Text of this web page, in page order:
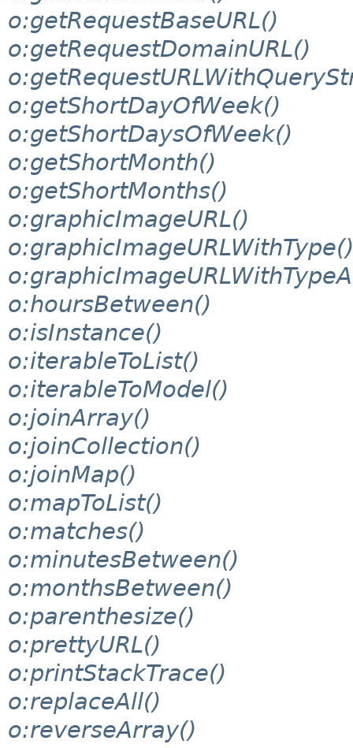
o:getRequestBaseURL()
o:getRequestDomainURL()
o:getShortDayOfWeek()
o:getShortDaysOfWeek()
o:getShortMonth()
o:getShortMonths()
o:graphicImageURL()
o:graphicImageURLWithType()
o:hoursBetween()
o:isInstance()
o:iterableToList()
o:iterableToModel()
o:joinArray()
o:joinCollection()
o:joinMap()
o:mapToList()
o:matches()
o:minutesBetween()
o:monthsBetween()
o:parenthesize()
o:prettyURL()
o:printStackTrace()
o:replaceAll()
o:reverseArray()